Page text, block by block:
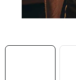
Obchodní podmínky
Zásady zpracování